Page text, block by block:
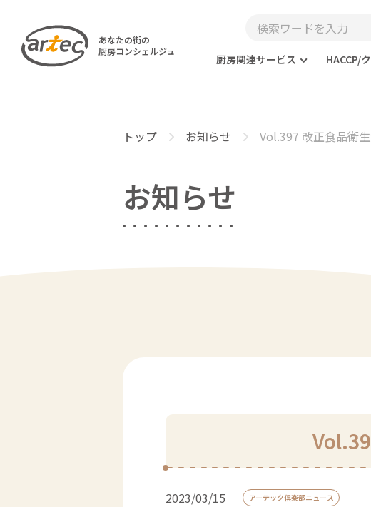
あなたの街の
厨房コンシェルジュ
厨房関連サービス HACCP/
トップ お知らせ Vol.397 改正食品衛
お知らせ
2023/03/15 アーテック倶楽部ニュース